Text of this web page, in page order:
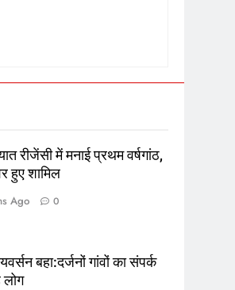
रीजेंसी में मनाई प्रथम वर्षगांठ,
हुए शामिल
Ago 0
बहा:दर्जनों गांवों का संपर्क
कार्ड बनाने की अपील, कल भी
राज्य
में रेतुआ नदी पर बना